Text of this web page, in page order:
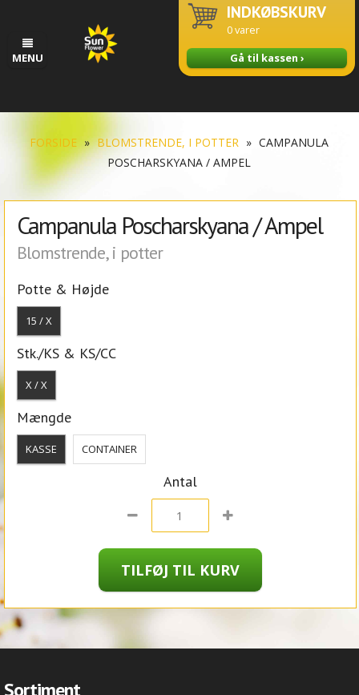
MENU
INDKØBSKURV
0varer
Gå til kassen ›
FORSIDE » BLOMSTRENDE, I POTTER » CAMPANULA
POSCHARSKYANA / AMPEL
Campanula Poscharskyana / Ampel
Blomstrende, i potter
Potte & Højde
15 / X
Stk./KS & KS/CC
X / X
Mængde
KASSE CONTAINER
Antal
Sortiment